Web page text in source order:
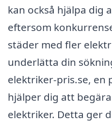
kan också hjälpa dig
eftersom
städer med fler
underlätta din
elektriker-pris.se, en
hjälper dig att
elektriker. Detta ger